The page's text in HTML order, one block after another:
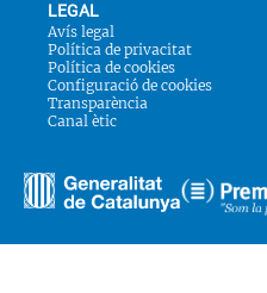
LEGAL
Avís legal
Política de privacitat
Política de cookies
Configuració de cookies
Transparència
Canal ètic